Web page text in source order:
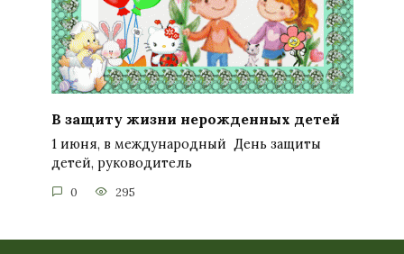
В защиту жизни нерожденных детей
1 июня, в международный День защиты
детей, руководитель
0 295